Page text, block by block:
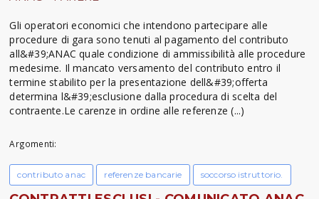
Gli operatori economici che intendono partecipare alle
procedure di gara sono tenuti al pagamento del contributo
all&#39;ANAC quale condizione di ammissibilità alle procedure
medesime. Il mancato versamento del contributo entro il
termine stabilito per la presentazione dell&#39;offerta
determina l&#39;esclusione dalla procedura di scelta del
contraente.Le carenze in ordine alle referenze (...)
Argomenti:
contributo anac referenze bancarie soccorso istruttorio.